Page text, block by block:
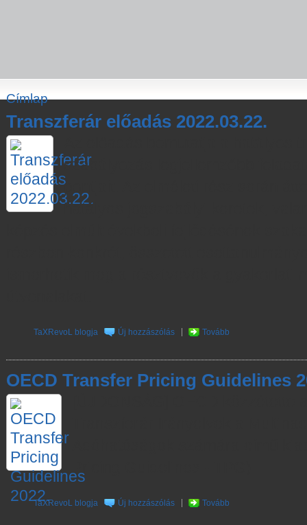
Címlap
Transzferár előadás 2022.03.22.
szabályozás legjellemzőbb
pontjait. Az elméleti rész során
hatályos jogszabályi keretek,
TaXRevoL blogja Új hozzászólás Tovább
OECD Transfer Pricing Guidelines
TaXRevoL blogja Új hozzászólás Tovább